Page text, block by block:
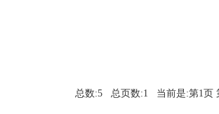
总数:5 总页数:1 当前是:第1页